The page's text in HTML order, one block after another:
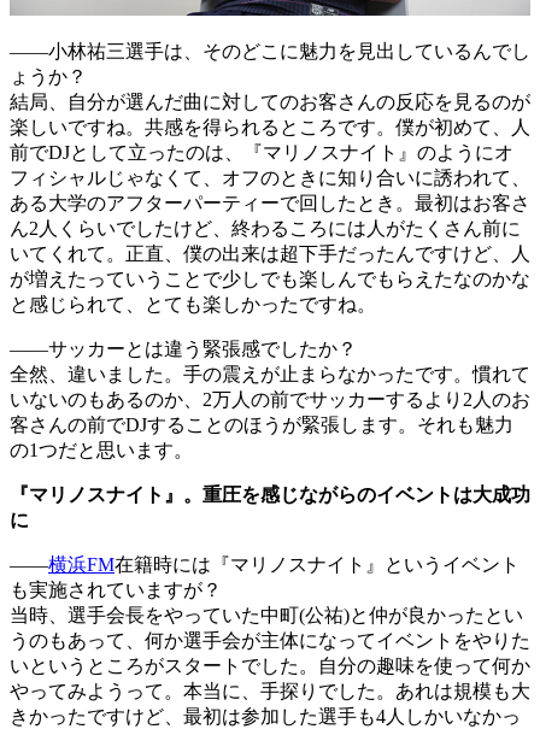
――小林祐三選手は、そのどこに魅力を見出しているんでし
ょうか？
結局、自分が選んだ曲に対してのお客さんの反応を見るのが
楽しいですね。共感を得られるところです。僕が初めて、人
前でDJとして立ったのは、『マリノスナイト』のようにオ
フィシャルじゃなくて、オフのときに知り合いに誘われて、
ある大学のアフターパーティーで回したとき。最初はお客さ
ん2人くらいでしたけど、終わるころには人がたくさん前に
いてくれて。正直、僕の出来は超下手だったんですけど、人
が増えたっていうことで少しでも楽しんでもらえたなのかな
と感じられて、とても楽しかったですね。
――サッカーとは違う緊張感でしたか？
全然、違いました。手の震えが止まらなかったです。慣れて
いないのもあるのか、2万人の前でサッカーするより2人のお
客さんの前でDJすることのほうが緊張します。それも魅力
の1つだと思います。
『マリノスナイト』。重圧を感じながらのイベントは大成功
に
――横浜FM在籍時には『マリノスナイト』というイベント
も実施されていますが？
当時、選手会長をやっていた中町(公祐)と仲が良かったとい
うのもあって、何か選手会が主体になってイベントをやりた
いというところがスタートでした。自分の趣味を使って何か
やってみようって。本当に、手探りでした。あれは規模も大
きかったですけど、最初は参加した選手も4人しかいなかっ